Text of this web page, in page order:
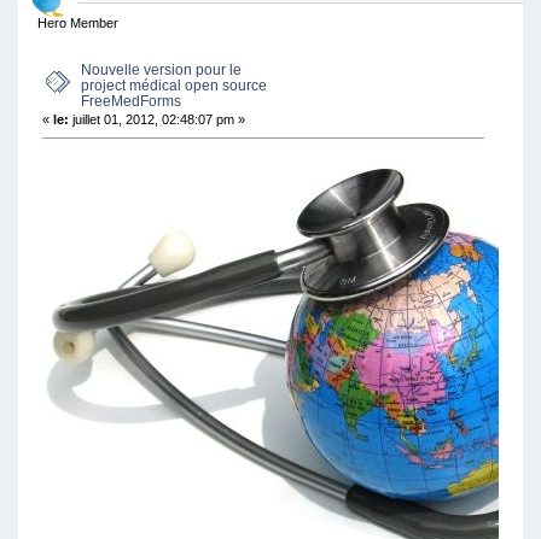
SOURCE FREEMEDFORMS (LU 7083 FOIS)
Hero Member
Nouvelle version pour le
project médical open source
FreeMedForms
« le: juillet 01, 2012, 02:48:07 pm »